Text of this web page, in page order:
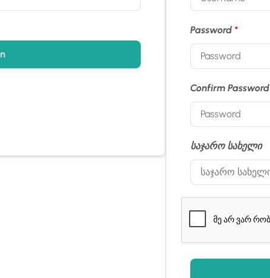
Password *
Confirm Password
საჯარო სახელი